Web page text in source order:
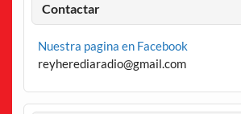
Contactar
Nuestra pagina en Facebook
reyherediaradio@gmail.com